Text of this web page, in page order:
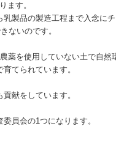
ます。
製品の製造工程まで入念にチ
ないのです。
薬を使用していない土で自
てられています。
献をしています。
員会の1つになります。